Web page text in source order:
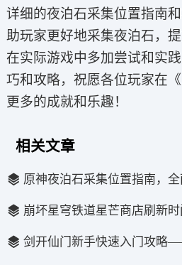
详细的夜泊石采集位置指南
助玩家更好地采集夜泊石，
在实际游戏中多加尝试和实
巧和攻略，祝愿各位玩家在
更多的成就和乐趣！
相关文章